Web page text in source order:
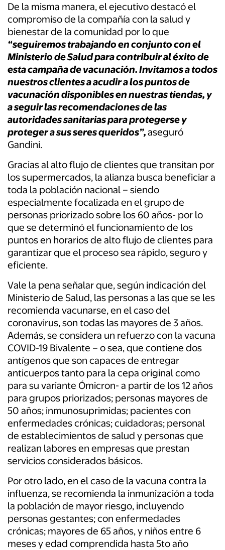
De la misma manera, el ejecutivo destacó el
compromiso de la compañía con la salud y
bienestar de la comunidad por lo que
“seguiremos trabajando en conjunto con el
Ministerio de Salud para contribuir al éxito de
esta campaña de vacunación. Invitamos a todos
nuestros clientes a acudir a los puntos de
vacunación disponibles en nuestras tiendas, y
a seguir las recomendaciones de las
autoridades sanitarias para protegerse y
proteger a sus seres queridos”,aseguró
Gandini.
Gracias al alto flujo de clientesque transitan por
los supermercados, la alianza busca beneficiar a
toda la población nacional – siendo
especialmente focalizada en el grupo de
personas priorizado sobre los 60 años- por lo
que se determinó el funcionamiento de los
puntos en horarios de alto flujo de clientes para
garantizar que el proceso sea rápido, seguro y
eficiente.
Vale la pena señalar que, según indicación del
Ministerio de Salud, las personas a las que se les
recomienda vacunarse, en el caso del
coronavirus, son todas las mayores de 3 años.
Además, se considera un refuerzo con la vacuna
COVID-19 Bivalente – o sea, que contiene dos
antígenos que son capaces de entregar
anticuerpos tanto para la cepa original como
para su variante Ómicron- a partir de los 12 años
para grupos priorizados; personas mayores de
50 años; inmunosuprimidas; pacientes con
enfermedades crónicas; cuidadoras; personal
de establecimientos de salud y personas que
realizan labores en empresas que prestan
servicios considerados básicos.
Por otro lado, en el caso de la vacuna contra la
influenza, se recomienda la inmunización a toda
la población de mayor riesgo, incluyendo
personas gestantes; con enfermedades
crónicas; mayores de 65 años, y niños entre 6
meses y edad comprendida hasta 5to año